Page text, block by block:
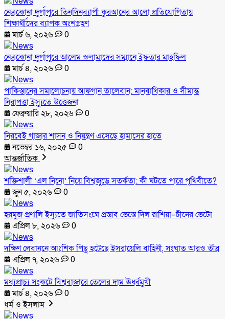
নেত্রকোনা দুর্গাপুরে তিনদিনব্যাপী কুরআনের আলো প্রতিযোগিতায়
শিক্ষার্থীদের ব্যাপক অংশগ্রহণ
মার্চ ৬, ২০২৬
0
নেত্রকোনা দুর্গাপুরে আলেম ওলামাদের সম্মানে ইফতার মাহফিল
মার্চ ৪, ২০২৬
0
পাকিস্তানের সমালোচনায় আফগান তালেবান: মানবাধিকার ও সীমান্ত
নিরাপত্তা ইস্যুতে উত্তেজনা
ফেব্রুয়ারি ২৮, ২০২৬
0
নিরবেই গাজার শাসন ও নিয়ন্ত্রণ এসেছে হামাসের হাতে
নভেম্বর ১৬, ২০২৫
0
আন্তর্জাতিক
শক্তিশালী ‘এল নিনো’ নিয়ে বিশ্বজুড়ে সতর্কতা: কী ঘটতে পারে পৃথিবীতে?
জুন ৫, ২০২৬
0
হরমুজ প্রণালি ইস্যুতে জাতিসংঘে প্রস্তাব ভেস্তে দিল রাশিয়া–চীনের ভেটো
এপ্রিল ৮, ২০২৬
0
দক্ষিণ লেবাননে আংশিক পিছু হটেছে ইসরায়েলি বাহিনী, সংঘাত আরও তীব্র
এপ্রিল ৭, ২০২৬
0
মধ্যপ্রাচ্য সংকটে বিশ্ববাজারে তেলের দাম ঊর্ধ্বমুখী
মার্চ ৪, ২০২৬
0
ধর্ম ও ইসলাম